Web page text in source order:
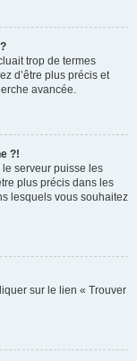
trop de termes
d’être plus précis et
avancée.
?!
serveur puisse les
plus précis dans les
lesquels vous souhaitez
sur le lien « Trouver